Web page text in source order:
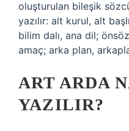
oluşturulan bileşik
yazılır: alt kurul, alt
bilim dalı, ana dil;
amaç; arka plan,
ART ARDA
YAZILIR?